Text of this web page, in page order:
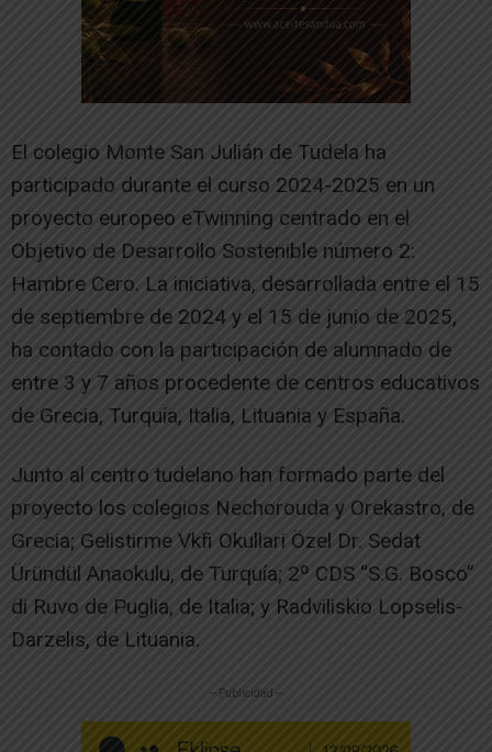
El colegio Monte San Julián de Tudela ha
participado durante el curso 2024-2025 en un
proyecto europeo eTwinning centrado en el
Objetivo de Desarrollo Sostenible número 2:
Hambre Cero. La iniciativa, desarrollada entre el 15
de septiembre de 2024 y el 15 de junio de 2025,
ha contado con la participación de alumnado de
entre 3 y 7 años procedente de centros educativos
de Grecia, Turquía, Italia, Lituania y España.
Junto al centro tudelano han formado parte del
proyecto los colegios Nechorouda y Orekastro, de
Grecia; Gelistirme Vkfi Okullari Özel Dr. Sedat
Üründül Anaokulu, de Turquía; 2º CDS “S.G. Bosco”
di Ruvo de Puglia, de Italia; y Radviliskio Lopselis-
Darzelis, de Lituania.
-- Publicidad --